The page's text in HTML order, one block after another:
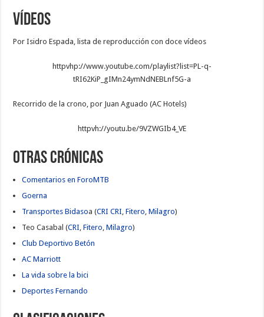
Vídeos
Por Isidro Espada, lista de reproducción con doce vídeos
httpvhp://www.youtube.com/playlist?list=PL-q-
tRI62KiP_gIMn24ymNdNEBLnf5G-a
Recorrido de la crono, por Juan Aguado (AC Hotels)
httpvh://youtu.be/9VZWGIb4_VE
Otras crónicas
Comentarios en ForoMTB
Goerna
Transportes Bidasoa (CRI CRI ,Fitero ,Milagro)
Teo Casabal (CRI ,Fitero ,Milagro)
Club Deportivo Betón
AC Marriott
La vida sobre la bici
Deportes Fernando